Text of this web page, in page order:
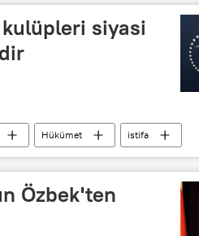
siyasi
Hükümet
istifa
Özbek'ten